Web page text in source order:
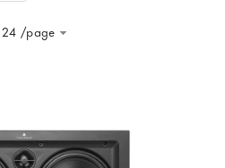
24 /page